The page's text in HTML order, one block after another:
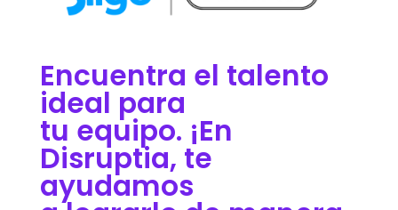
Encuentra el talento
ideal para
tu equipo. ¡En
Disruptia, te
ayudamos